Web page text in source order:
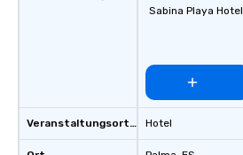
Veranstaltungsortstyp
Sabina Playa Hotel
Hotel